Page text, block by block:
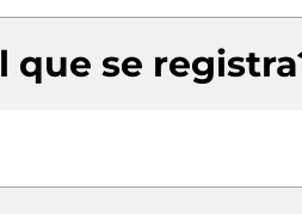
que se